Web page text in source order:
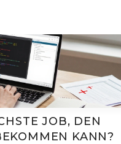
JOB, DEN
KANN?